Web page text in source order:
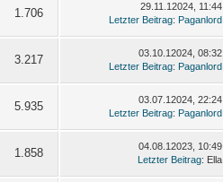
1.706
29.11.12024, 11:44
Letzter Beitrag: Paganlord
3.217
03.10.12024, 08:32
Letzter Beitrag: Paganlord
5.935
03.07.12024, 22:24
Letzter Beitrag: Paganlord
1.858
04.08.12023, 10:49
Letzter Beitrag: Ella